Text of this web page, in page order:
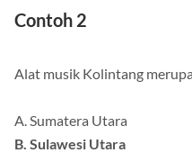
Contoh 2
Alat musik Kolintang
A. Sumatera Utara
B. Sulawesi Utara